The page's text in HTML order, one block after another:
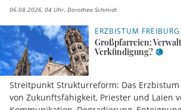
06.08.2026, 04 Uhr Dorothea Schmidt
ERZBISTUM FREIBURG
Großpfarreien:
Verkündigung?
Streitpunkt Strukturreform: Das
von Zukunftsfähigkeit, Priester und Laien